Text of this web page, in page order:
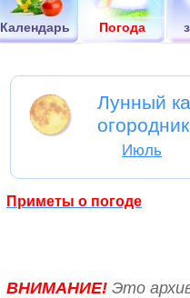
Календарь Погода
Лунный
Июль
Приметы о погоде
ВНИМАНИЕ! Это